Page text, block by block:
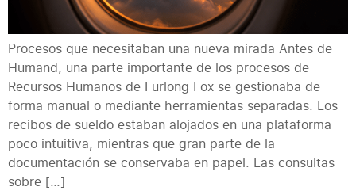
Procesos que necesitaban una nueva mirada Antes de
Humand, una parte importante de los procesos de
Recursos Humanos de Furlong Fox se gestionaba de
forma manual o mediante herramientas separadas. Los
recibos de sueldo estaban alojados en una plataforma
poco intuitiva, mientras que gran parte de la
documentación se conservaba en papel. Las consultas
sobre […]